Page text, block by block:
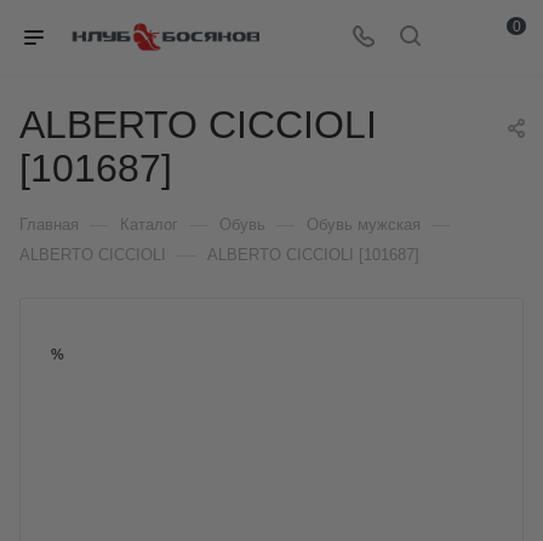
0
ALBERTO CICCIOLI
[101687]
Главная Каталог Обувь Обувь мужская
ALBERTO CICCIOLI ALBERTO CICCIOLI [101687]
%